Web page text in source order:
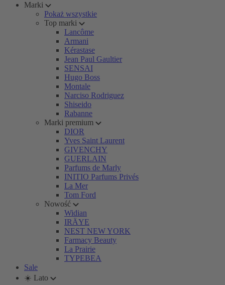
Marki
Pokaż wszystkie
Top marki
Lancôme
Armani
Kérastase
Jean Paul Gaultier
SENSAI
Hugo Boss
Montale
Narciso Rodriguez
Shiseido
Rabanne
Marki premium
DIOR
Yves Saint Laurent
GIVENCHY
GUERLAIN
Parfums de Marly
INITIO Parfums Privés
La Mer
Tom Ford
Nowość
Widian
IRÄYE
NEST NEW YORK
Farmacy Beauty
La Prairie
TYPEBEA
Sale
☀️ Lato